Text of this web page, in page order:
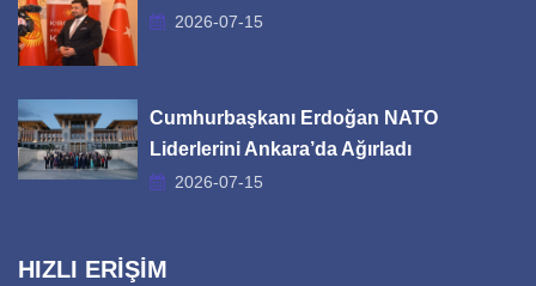
2026-07-15
Cumhurbaşkanı Erdoğan NATO
Liderlerini Ankara’da Ağırladı
2026-07-15
HIZLI ERİŞİM